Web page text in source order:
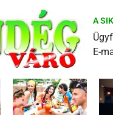
A
E-